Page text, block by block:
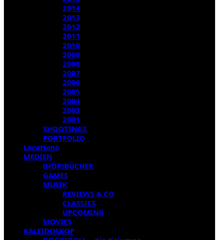
2014
2013
2012
2011
2010
2009
2008
2007
2006
2005
2004
2003
2001
SHOOTINGS
PORTFOLIO
Locations
MEDIEN
(HÖR)BÜCHER
GAMES
MUSIK
REVIEWS & CO
CLASSICS
UPCOMING
MOVIES
KALEIDOSKOP